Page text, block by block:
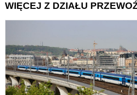
WIĘCEJ Z DZIAŁU